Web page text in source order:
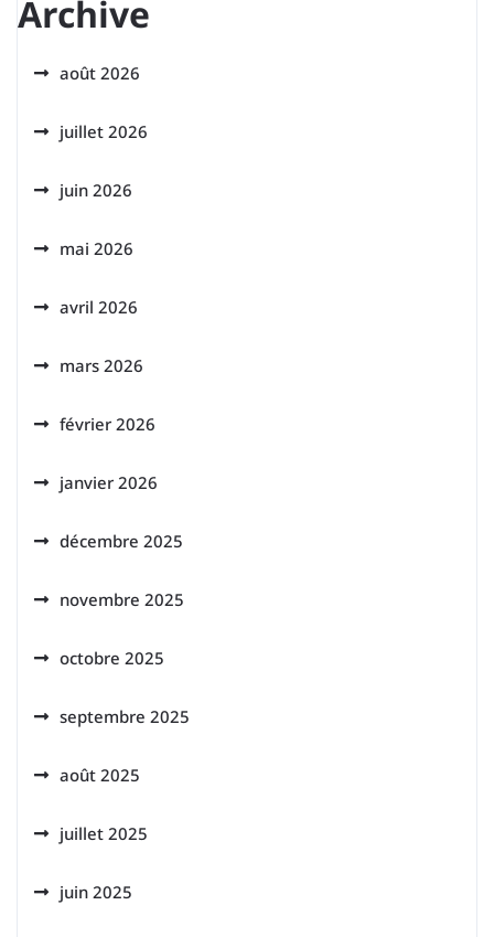
Archive
août 2026
juillet 2026
juin 2026
mai 2026
avril 2026
mars 2026
février 2026
janvier 2026
décembre 2025
novembre 2025
octobre 2025
septembre 2025
août 2025
juillet 2025
juin 2025